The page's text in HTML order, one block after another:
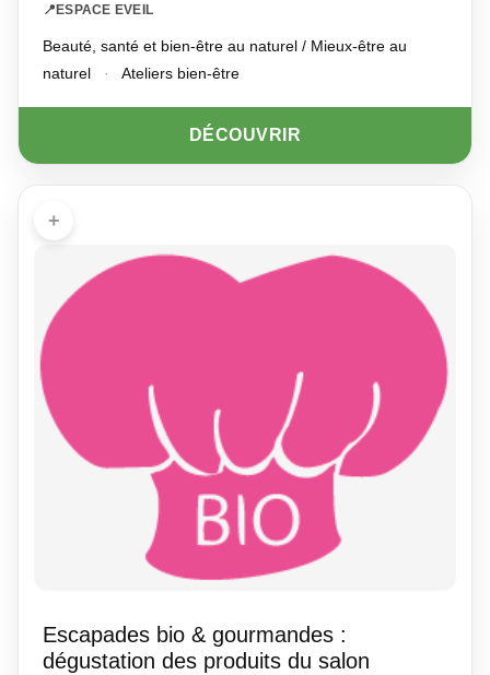
📍ESPACE EVEIL
Beauté, santé et bien-être au naturel / Mieux-être au
naturel
· Ateliers bien-être
DÉCOUVRIR
+
Escapades bio & gourmandes :
dégustation des produits du salon